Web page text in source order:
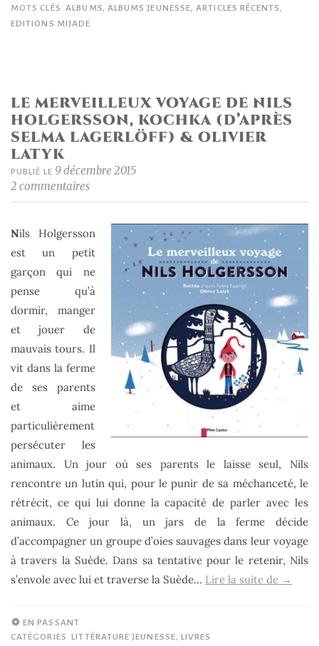
et
MOTS CLÉS ALBUMS, ALBUMS JEUNESSE,ARTICLES RÉCENTS,
EDITIONS MIJADE
LE MERVEILLEUX VOYAGE DE NILS
HOLGERSSON, KOCHKA (D’APRÈS
SELMA LAGERLÖFF) & OLIVIER
LATYK
PUBLIÉ LE 9 décembre 2015
2 commentaires
Nils Holgersson
est un petit
garçon qui ne
pense qu’à
dormir, manger
et jouer de
mauvais tours. Il
vit dans la ferme
de ses parents
et aime
particulièrement
persécuter les
animaux. Un jour où ses parents le laisse seul, Nils
rencontre un lutin qui, pour le punir de sa méchanceté, le
rétrécit, ce qui lui donne la capacité de parler avec les
animaux. Ce jour là, un jars de la ferme décide
d’accompagner un groupe d’oies sauvages dans leur voyage
à travers la Suède. Dans sa tentative pour le retenir, Nils
s’envole avec lui et traverse la Suède… Lire la suite de « Le
→
EN PASSANT
CATÉGORIES LITTÉRATURE JEUNESSE ,LIVRES